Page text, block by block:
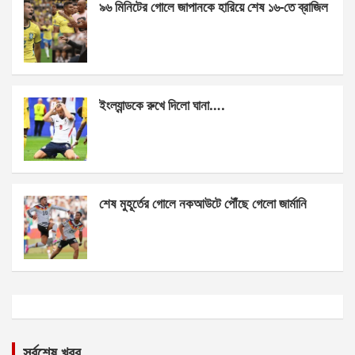
৯৬ মিনিটের গোলে জাপানকে হারিয়ে শেষ ১৬-তে ব্রাজিল
ইংল্যান্ডকে রুখে দিলো ঘানা….
শেষ মুহূর্তের গোলে নকআউটে পৌঁছে গেলো জার্মানি